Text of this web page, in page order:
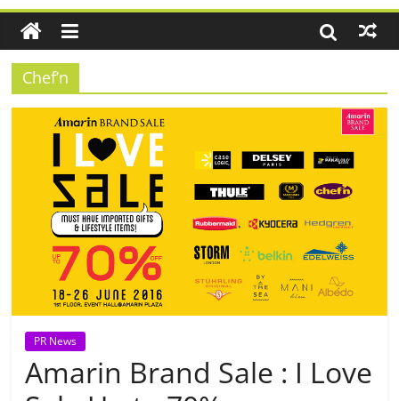
ธุรกิจ
SME
แห่ง
ประเทศไทย,
ThaiSMEsCenter,
รวม
ธุรกิจ
เอ
Chef’n
PR News
Amarin Brand Sale : I Love